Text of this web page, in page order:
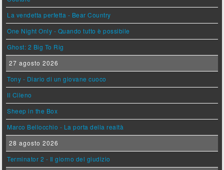
La vendetta perfetta - Bear Country
One Night Only - Quando tutto è possibile
Ghost: 2 Big To Rig
27 agosto 2026
Tony - Diario di un giovane cuoco
Il Cileno
Sheep in the Box
Marco Bellocchio - La porta della realtà
28 agosto 2026
Terminator 2 - Il giorno del giudizio